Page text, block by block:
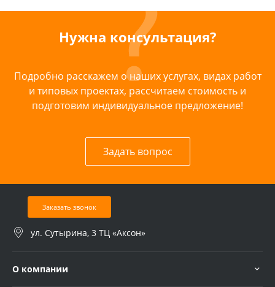
Нужна консультация?
Подробно расскажем о наших услугах, видах работ
и типовых проектах, рассчитаем стоимость и
подготовим индивидуальное предложение!
Задать вопрос
Заказать звонок
ул. Сутырина, 3 ТЦ «Аксон»
О компании